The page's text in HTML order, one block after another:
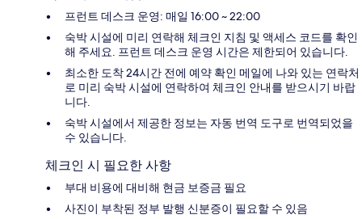
프런트 데스크 운영: 매일 16:00 ~ 22:00
숙박 시설에 미리 연락해 체크인 지침 및 액세스 코드를 확인
해 주세요. 프런트 데스크 운영 시간은 제한되어 있습니다.
최소한 도착 24시간 전에 예약 확인 메일에 나와 있는 연락처
로 미리 숙박 시설에 연락하여 체크인 안내를 받으시기 바랍
니다.
숙박 시설에서 제공한 정보는 자동 번역 도구로 번역되었을
수 있습니다.
체크인 시 필요한 사항
부대 비용에 대비해 현금 보증금 필요
사진이 부착된 정부 발행 신분증이 필요할 수 있음